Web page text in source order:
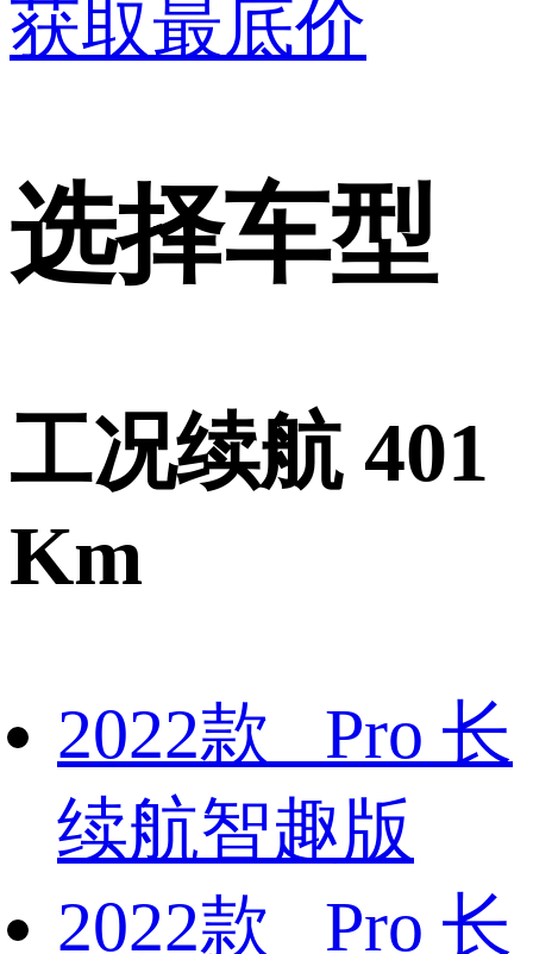
获取最底价
选择车型
工况续航 401
Km
2022款 Pro 长
续航智趣版
2022款 Pro 长